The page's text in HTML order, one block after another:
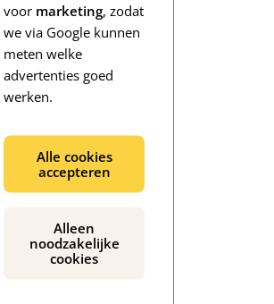
voor marketing, zodat
we via Google kunnen
meten welke
advertenties goed
werken.
Alle cookies
accepteren
Alleen
noodzakelijke
cookies
De inhoud wordt geladen...